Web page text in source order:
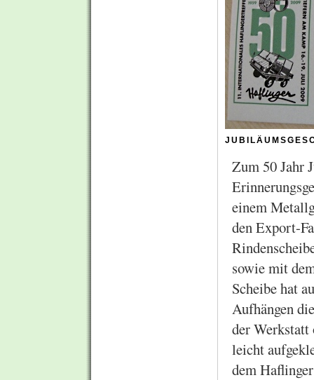
Zum 50 Jahr
einem
den Export-
sowie mit
Scheibe hat
Aufhängen
der
leicht
dem